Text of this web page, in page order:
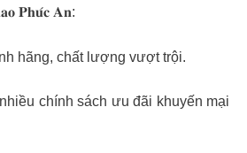
𝐏𝐡𝐮́𝐜 𝐀𝐧:
hãng, chất lượng vượt trội.
chính sách ưu đãi khuyến mại